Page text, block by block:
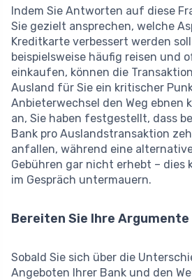
Indem Sie Antworten auf diese
Sie gezielt ansprechen, welche
Kreditkarte verbessert werden
beispielsweise häufig reisen und
einkaufen, können die
Ausland für Sie ein kritischer
Anbieterwechsel den Weg ebnen
an, Sie haben festgestellt, dass
Bank pro Auslandstransaktion
anfallen, während eine
Gebühren gar nicht erhebt – dies
im Gespräch untermauern.
Bereiten Sie Ihre
Sobald Sie sich über die
Angeboten Ihrer Bank und den